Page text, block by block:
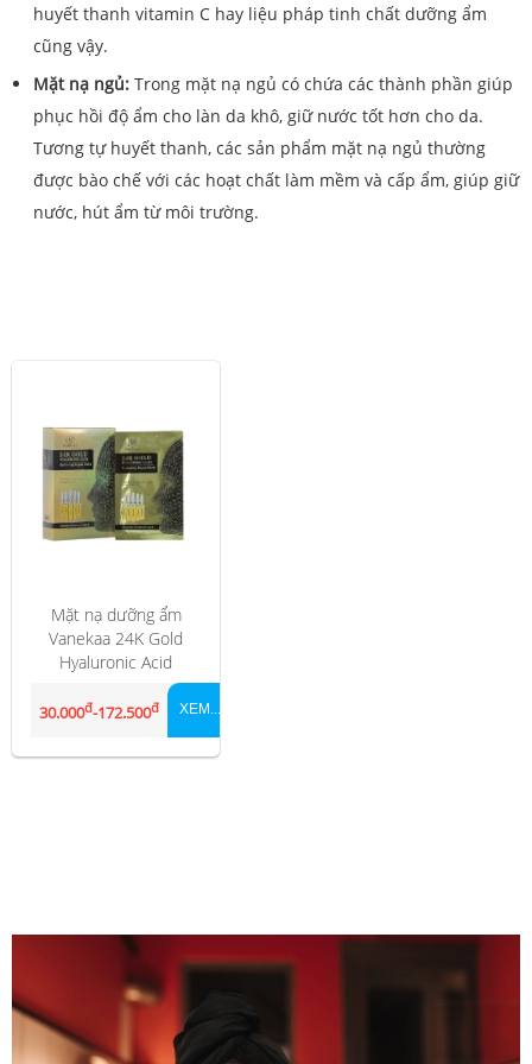
huyết thanh vitamin C hay liệu pháp tinh chất dưỡng ẩm
cũng vậy.
Mặt nạ ngủ: Trong mặt nạ ngủ có chứa các thành phần giúp
phục hồi độ ẩm cho làn da khô, giữ nước tốt hơn cho da.
Tương tự huyết thanh, các sản phẩm mặt nạ ngủ thường
được bào chế với các hoạt chất làm mềm và cấp ẩm, giúp giữ
nước, hút ẩm từ môi trường.
Mặt nạ dưỡng ẩm
Vanekaa 24K Gold
Hyaluronic Acid
30.000đ-172.500đ XEM...